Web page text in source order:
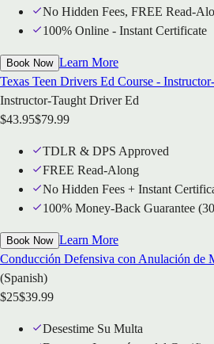
No Hidden Fees, FREE Read-
100% Online - Instant Certificate
Book Now Learn More
Texas Teen Drivers Ed Course -
Instructor-Taught Driver Ed
$43.95$79.99
TDLR & DPS Approved
FREE Read-Along
No Hidden Fees + Instant
100% Money-Back Guarantee
Book Now Learn More
Conducción Defensiva con Anulación de
(Spanish)
$25$39.99
Desestime Su Multa